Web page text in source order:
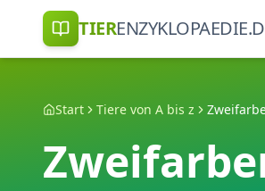
TIER
Start Tiere von A bis z